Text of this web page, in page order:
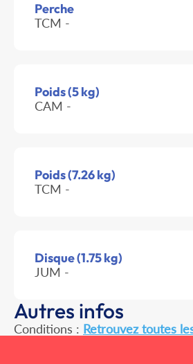
Perche
TCM -
Poids (5 kg)
CAM -
Poids (7.26 kg)
TCM -
Disque (1.75 kg)
JUM -
Autres infos
Conditions : Retrouvez toutes